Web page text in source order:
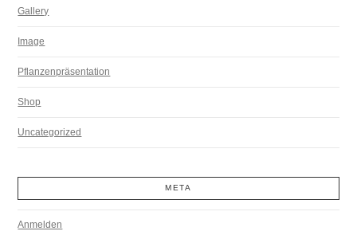
Gallery
Image
Pflanzenpräsentation
Shop
Uncategorized
META
Anmelden